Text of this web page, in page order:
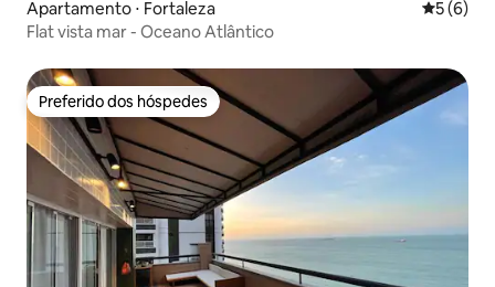
Apartamento ⋅ Fortaleza 5 de
5 (6)
Flat vista mar - Oceano Atlântico
Preferido dos hóspedes
Preferido dos hóspedes